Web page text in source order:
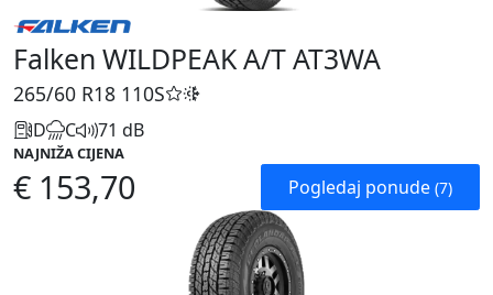
Falken WILDPEAK A/T AT3WA
265/60 R18 110S
D C 71 dB
NAJNIŽA CIJENA
€ 153,70 Pogledaj ponude (7)